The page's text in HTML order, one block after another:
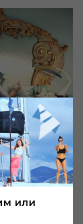
на Азорах
или